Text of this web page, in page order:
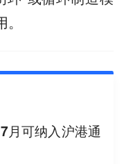
月可纳入沪港通